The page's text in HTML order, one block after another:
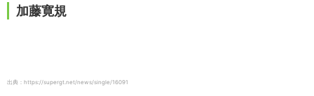
加藤寛規
出典：https://supergt.net/news/single/16091